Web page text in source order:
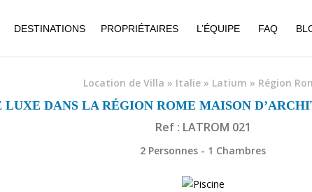
DESTINATIONS PROPRIÉTAIRES L’ÉQUIPE FAQ
Location de Villa » Italie » Latium » Région
DANS LA RÉGION ROME MAISON
Ref : LATROM 021
2 Personnes - 1 Chambres